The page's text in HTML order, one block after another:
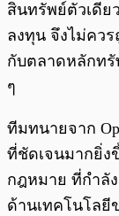
สินทรัพย์ตัวเดีย
ลงทุน จึงไม่คว
กับตลาดหลักท
ๆ
ทีมทนายจาก
ที่ชัดเจนมากยิ่ง
กฎหมาย ที่กำลั
ด้านเทคโนโลยี